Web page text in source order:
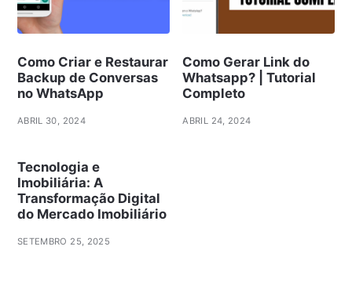
Como Criar e Restaurar
Backup de Conversas
no WhatsApp
ABRIL 30, 2024
Como Gerar Link do
Whatsapp? | Tutorial
Completo
ABRIL 24, 2024
Tecnologia e
Imobiliária: A
Transformação Digital
do Mercado Imobiliário
SETEMBRO 25, 2025